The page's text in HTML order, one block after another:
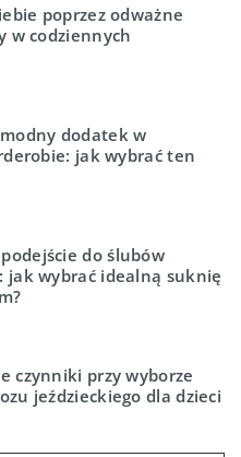
poprzez odważne
w codziennych
dodatek w
jak wybrać ten
do ślubów
jak wybrać idealną suknię
czynniki przy wyborze
jeździeckiego dla dzieci